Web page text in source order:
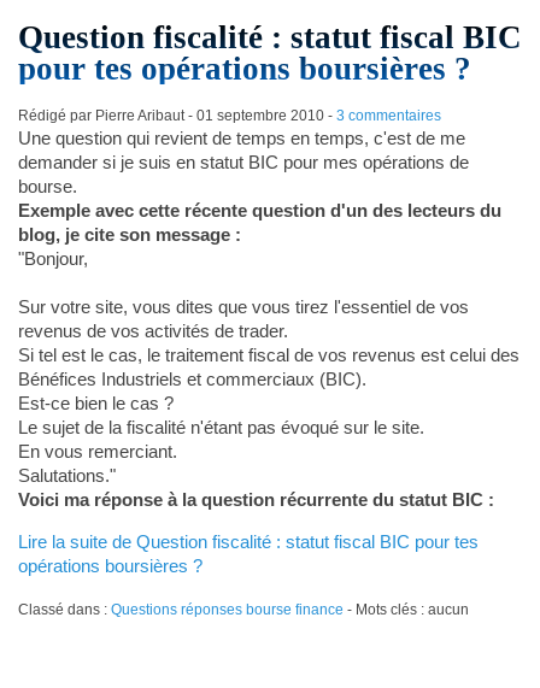
Question fiscalité : statut fiscal BIC
pour tes opérations boursières ?
Rédigé par Pierre Aribaut - 01 septembre 2010- 3 commentaires
Une question qui revient de temps en temps, c'est de me
demander si je suis en statut BIC pour mes opérations de
bourse.
Exemple avec cette récente question d'un des lecteurs du
blog, je cite son message :
"Bonjour,
Sur votre site, vous dites que vous tirez l'essentiel de vos
revenus de vos activités de trader.
Si tel est le cas, le traitement fiscal de vos revenus est celui des
Bénéfices Industriels et commerciaux (BIC).
Est-ce bien le cas ?
Le sujet de la fiscalité n'étant pas évoqué sur le site.
En vous remerciant.
Salutations."
Voici ma réponse à la question récurrente du statut BIC :
Lire la suite de Question fiscalité : statut fiscal BIC pour tes
opérations boursières ?
Classé dans : Questions réponses bourse finance - Mots clés : aucun